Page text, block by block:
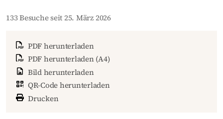
133 Besuche seit 25. März 2026
PDF herunterladen
PDF herunterladen (A4)
Bild herunterladen
QR-Code herunterladen
Drucken